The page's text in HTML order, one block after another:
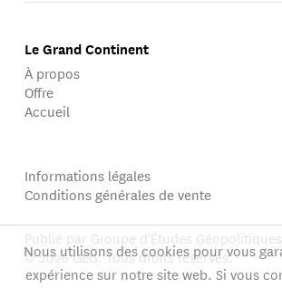
Le Grand Continent
À propos
Offre
Accueil
Informations légales
Conditions générales de vente
Publié par Groupe d'Études
© 2026 GEG. Tous droits réservés.
Nous utilisons des cookies pour vous
expérience sur notre site web. Si vous